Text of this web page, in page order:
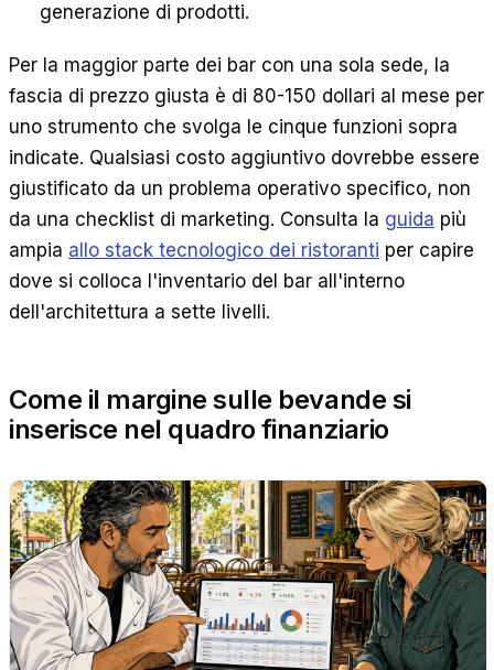
generazione di prodotti.
Per la maggior parte dei bar con una sola sede, la
fascia di prezzo giusta è di 80-150 dollari al mese per
uno strumento che svolga le cinque funzioni sopra
indicate. Qualsiasi costo aggiuntivo dovrebbe essere
giustificato da un problema operativo specifico, non
da una checklist di marketing. Consulta la guida più
ampia allo stack tecnologico dei ristoranti per capire
dove si colloca l'inventario del bar all'interno
dell'architettura a sette livelli.
Come il margine sulle bevande si
inserisce nel quadro finanziario